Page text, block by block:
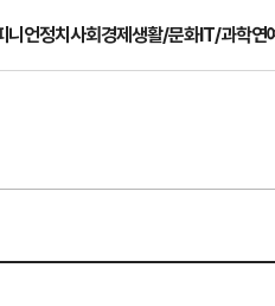
니언정치사회경제생활/문화IT/과학연